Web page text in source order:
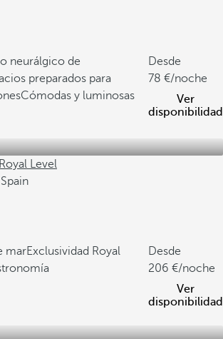
neurálgico de
preparados para
Cómodas y luminosas
Desde
78
/noche
Ver
disponibilidad
Level
marExclusividad Royal
Desde
206
/noche
Ver
disponibilidad